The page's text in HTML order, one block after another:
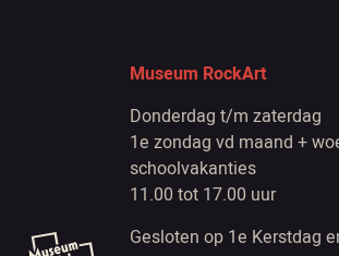
Museum RockArt
Donderdag t/m zaterdag
1e zondag vd maand +
schoolvakanties
11.00 tot 17.00 uur
Gesloten op 1e Kerstdag